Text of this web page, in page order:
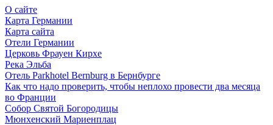
О сайте
Карта Германии
Карта сайта
Отели Германии
Церковь Фрауен Кирхе
Река Эльба
Отель Parkhotel Bernburg в Бернбурге
Как что надо проверить, чтобы неплохо провести два месяца
во Франции
Собор Святой Богородицы
Мюнхенский Мариенплац